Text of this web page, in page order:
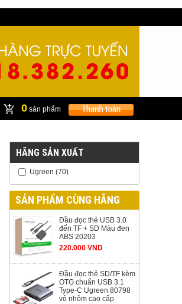
0 sản phẩm
HÃNG SẢN XUẤT
Ugreen (70)
SẢN PHẨM CÙNG HÃNG
Đầu đọc thẻ USB 3.0
đến TF + SD Màu đen
ABS 20203
220.000 VND
Đầu đọc thẻ SD/TF kèm
OTG chuẩn USB 3.1
Type-C Ugreen 80798
vỏ nhôm cao cấp